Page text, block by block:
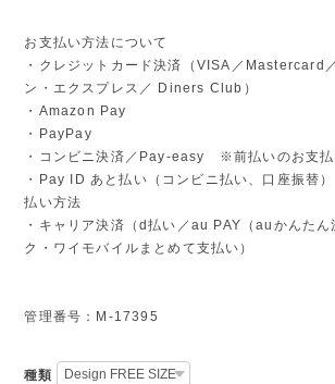
お支払い方法について
・クレジットカード決済（VISA／Mastercard
ン・エクスプレス／ Diners Club）
・Amazon Pay
・PayPay
・コンビニ決済／Pay-easy ※前払いのお支払
・Pay ID あと払い（コンビニ払い、口座振替
払い方法
・キャリア決済（d払い／au PAY（auかんたん
ク・ワイモバイルまとめて支払い）
管理番号：M-17395
種類